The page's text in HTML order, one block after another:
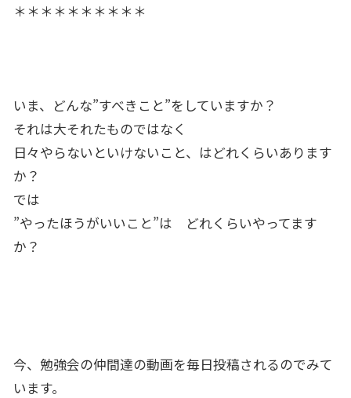
＊＊＊＊＊＊＊＊＊＊
いま、どんな”すべきこと”をしていますか？
それは大それたものではなく
日々やらないといけないこと、はどれくらいあります
か？
では
”やったほうがいいこと”は どれくらいやってます
か？
今、勉強会の仲間達の動画を毎日投稿されるのでみて
います。